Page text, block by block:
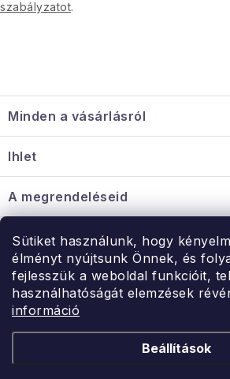
Sütiket használunk, hogy
élményt nyújtsunk Önnek, és
fejlesszük a weboldal funkcióit,
használhatóságát elemzések
információ
Beállítások
szabályzatot.
á
b
é
c
Minden a vásárlásról
Információ a mellékletről
Nagykereskedelmi együttműködés
Ihlet
A megrendeléseid
Érintkezés
Rendelésem
Érintkezés
Hé-Pé: 9:00-15:00
uzlet@modernvasarlas.hu
Kereskedelem